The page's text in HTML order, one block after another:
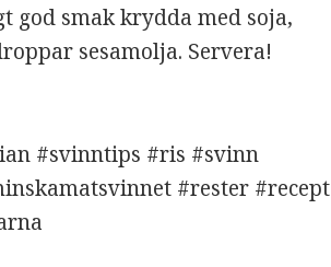
god smak krydda med soja,
sesamolja. Servera!
#svinntips #ris #svinn
#rester #recept